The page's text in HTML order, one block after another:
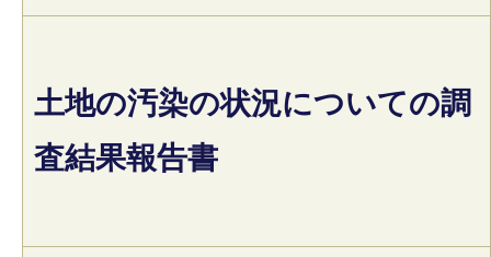
土地の汚染の状況についての調
査結果報告書